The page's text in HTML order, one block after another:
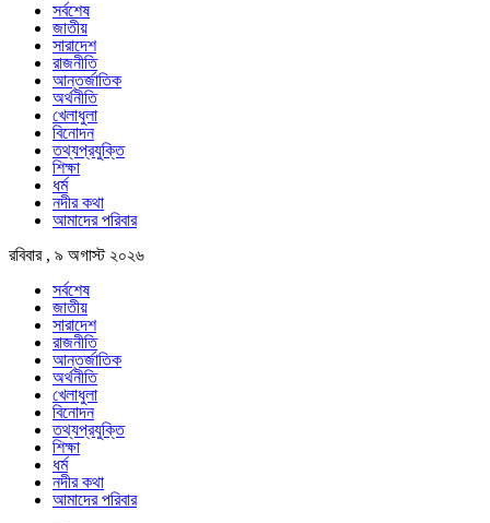
সর্বশেষ
জাতীয়
সারাদেশ
রাজনীতি
আন্তর্জাতিক
অর্থনীতি
খেলাধুলা
বিনোদন
তথ্যপ্রযুক্তি
শিক্ষা
ধর্ম
নদীর কথা
আমাদের পরিবার
রবিবার , ৯ অগাস্ট ২০২৬
সর্বশেষ
জাতীয়
সারাদেশ
রাজনীতি
আন্তর্জাতিক
অর্থনীতি
খেলাধুলা
বিনোদন
তথ্যপ্রযুক্তি
শিক্ষা
ধর্ম
নদীর কথা
আমাদের পরিবার